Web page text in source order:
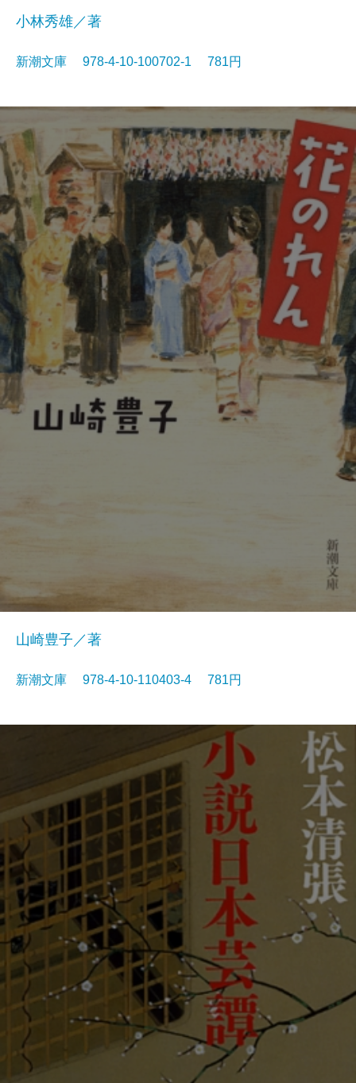
小林秀雄／著
新潮文庫 978-4-10-100702-1 781円
山崎豊子／著
新潮文庫 978-4-10-110403-4 781円